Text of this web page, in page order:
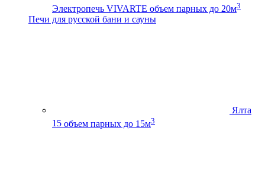
Электропечь VIVARTE объем парных до 20м3
Печи для русской бани и сауны
Ялта
15 объем парных до 15м3